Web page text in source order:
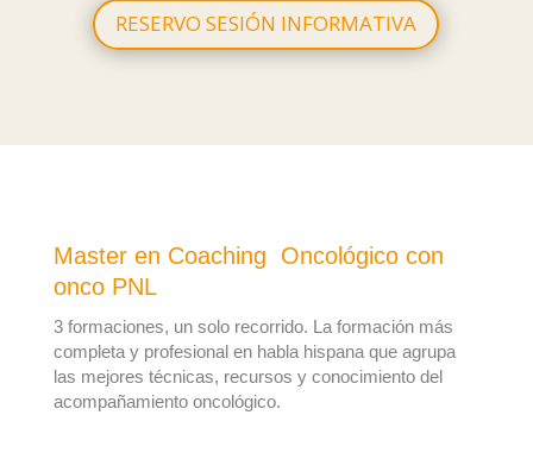
RESERVO SESIÓN INFORMATIVA
Master en Coaching Oncológico con
onco PNL
3 formaciones, un solo recorrido. La formación más
completa y profesional en habla hispana que agrupa
las mejores técnicas, recursos y conocimiento del
acompañamiento oncológico.